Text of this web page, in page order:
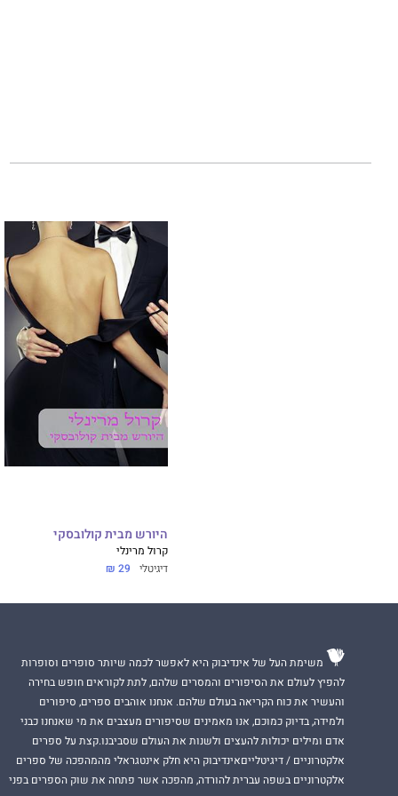
היורש מבית קולובסקי
קרול מרינלי
דיגיטלי 29 ₪
משימת העל של אינדיבוק היא לאפשר לכמה שיותר סופרים וסופרות
להפיץ לעולם את הסיפורים והמסרים שלהם, לתת לקוראים חופש בחירה
והעשיר את כוח הקריאה בעולם שלהם. אנחנו אוהבים ספרים, סיפורים
ולמידה, בדיוק כמוכם, אנו מאמינים שסיפורים מעצבים את מי שאנחנו כבני
אדם ומילים יכולות להעצים ולשנות את העולם שסביבנו.קצת על ספרים
אלקטרוניים / דיגיטלייםאינדיבוק היא חלק אינטגראלי מהמהפכה של ספרים
אלקטרוניים בשפה עברית להורדה, מהפכה אשר פתחה את שוק הספרים בפני